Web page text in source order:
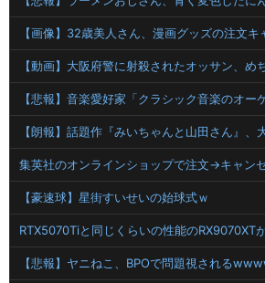
【豪速球】星街すいせいの始球式ｗ